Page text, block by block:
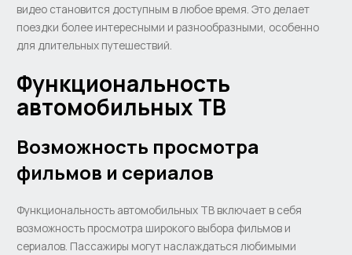
видео становится доступным в любое время. Это делает
поездки более интересными и разнообразными, особенно
для длительных путешествий.
Функциональность
автомобильных ТВ
Возможность просмотра
фильмов и сериалов
Функциональность автомобильных ТВ включает в себя
возможность просмотра широкого выбора фильмов и
сериалов. Пассажиры могут наслаждаться любимыми